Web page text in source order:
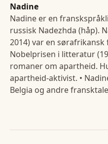
Nadine
Nadine er en
russisk Nadezhda (håp).
2014) var en
Nobelprisen i litteratur
romaner om apartheid.
apartheid-aktivist. •
Belgia og andre